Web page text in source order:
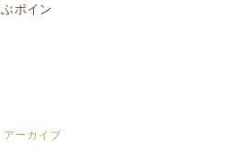
ポイン
アーカイブ